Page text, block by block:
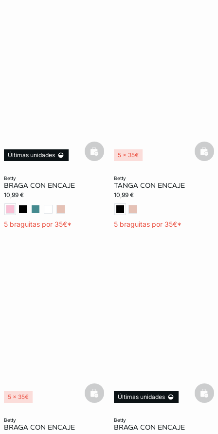
betty
BRAGA CON ENCAJE
10,99 €
5 braguitas por 35€*
Últimas unidades
basketfull
betty
TANGA CON ENCAJE
10,99 €
5 braguitas por 35€*
5 x 35€
betty
BRAGA CON ENCAJE
5 x 35€ basketfull
betty
BRAGA CON ENCAJE
Últimas unidades